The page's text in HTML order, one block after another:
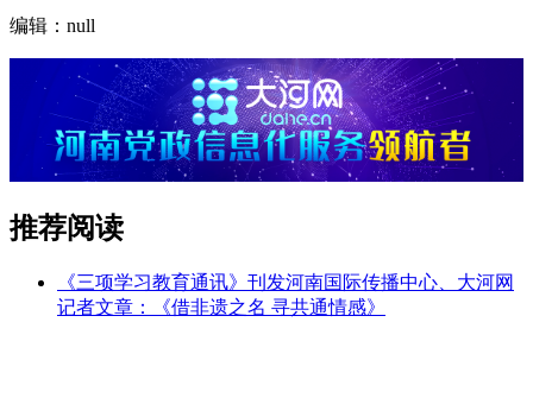
编辑：null
推荐阅读
《三项学习教育通讯》刊发河南国际传播中心、大河网
记者文章：《借非遗之名 寻共通情感》